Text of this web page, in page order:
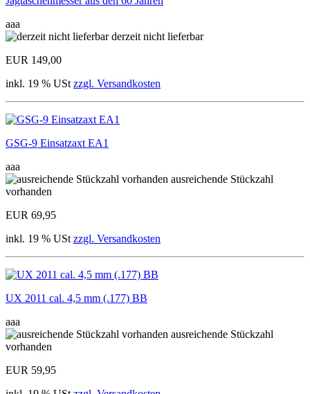
aaa
derzeit nicht lieferbar
EUR 149,00
inkl. 19 % USt zzgl. Versandkosten
GSG-9 Einsatzaxt EA1
aaa
ausreichende Stückzahl
vorhanden
EUR 69,95
inkl. 19 % USt zzgl. Versandkosten
UX 2011 cal. 4,5 mm (.177) BB
aaa
ausreichende Stückzahl
vorhanden
EUR 59,95